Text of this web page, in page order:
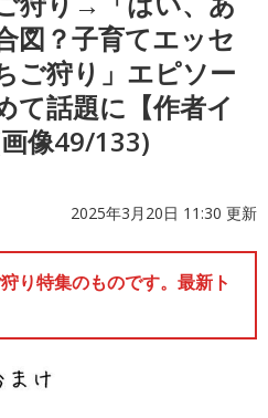
図？子育てエッセ
ご狩り」エピソー
て話題に【作者イ
像49/133)
2025年3月20日 11:30 更新
り特集のものです。最新ト